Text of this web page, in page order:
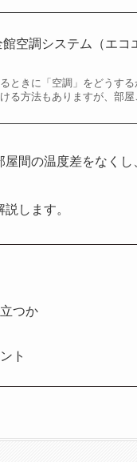
空調システム（エ
ときに「空調」をどうす
る方法もありますが、部
間の温度差をなくし
します。
つか
ト